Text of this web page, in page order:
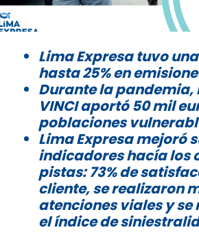
Lima Expresa tuvo
hasta 25% en
Durante la pandemia,
VINCI aportó 50 mil
poblaciones
Lima Expresa mejoró
indicadores hacía los
pistas: 73% de
cliente, se realizaron
atenciones viales y se
el índice de